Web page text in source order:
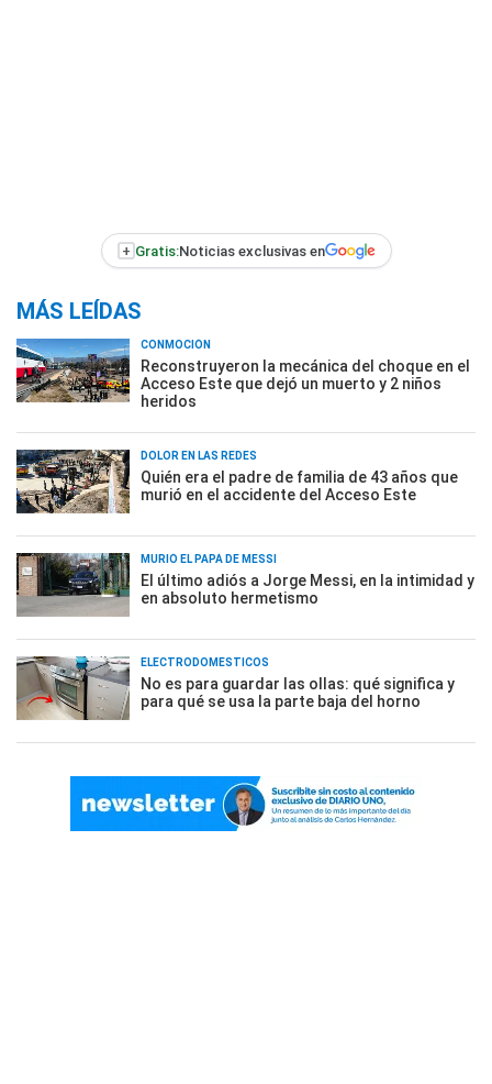
+ Gratis:Noticias exclusivas en
MÁS LEÍDAS
CONMOCIÓN
Reconstruyeron la mecánica del choque en el
Acceso Este que dejó un muerto y 2 niños
heridos
DOLOR EN LAS REDES
Quién era el padre de familia de 43 años que
murió en el accidente del Acceso Este
MURIÓ EL PAPÁ DE MESSI
El último adiós a Jorge Messi, en la intimidad y
en absoluto hermetismo
ELECTRODOMÉSTICOS
No es para guardar las ollas: qué significa y
para qué se usa la parte baja del horno